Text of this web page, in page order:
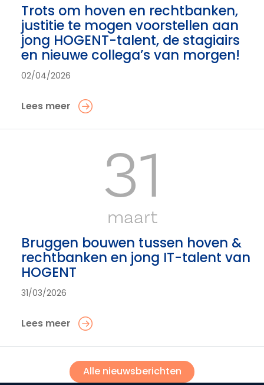
Trots om hoven en rechtbanken,
justitie te mogen voorstellen aan
jong HOGENT-talent, de stagiairs
en nieuwe collega’s van morgen!
02/04/2026
Lees meer
31
maart
Bruggen bouwen tussen hoven &
rechtbanken en jong IT-talent van
HOGENT
31/03/2026
Lees meer
Alle nieuwsberichten